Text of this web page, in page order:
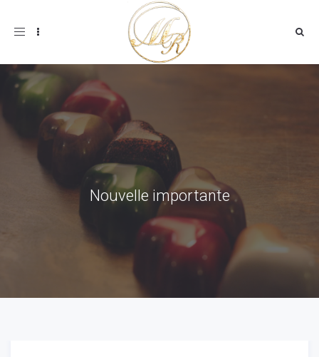
Toggle
Nouvelle importante